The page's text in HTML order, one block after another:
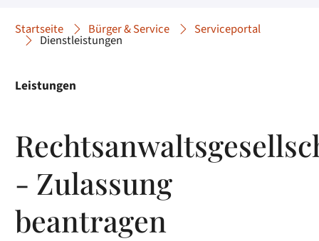
Startseite Bürger & Service Serviceportal
Dienstleistungen
Leistungen
- Zulassung
beantragen